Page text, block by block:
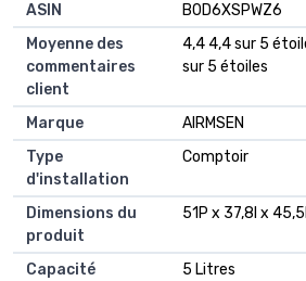
ASIN
B0D6XSPWZ6
Moyenne des
commentaires
client
4,4 4,4 sur 5
sur 5 étoiles
Marque
AIRMSEN
Type
d'installation
Comptoir
Dimensions du
produit
51P x 37,8l x
Capacité
5 Litres